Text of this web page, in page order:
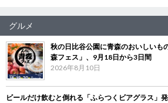
グルメ
秋の日比谷公園に青森のおいしい
森フェス」、9月18日から3日間
2026年8月10日
ビールだけ飲むと倒れる「ふらつくビアグラス」